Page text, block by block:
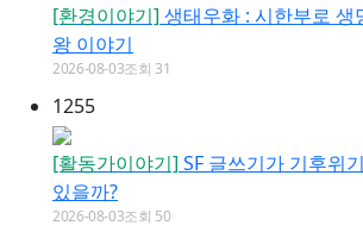
[환경이야기] 생태우화 : 시한부로 생
왕 이야기
2026-08-03조회 31
1255
[활동가이야기] SF 글쓰기가 기후위
있을까?
2026-08-03조회 50